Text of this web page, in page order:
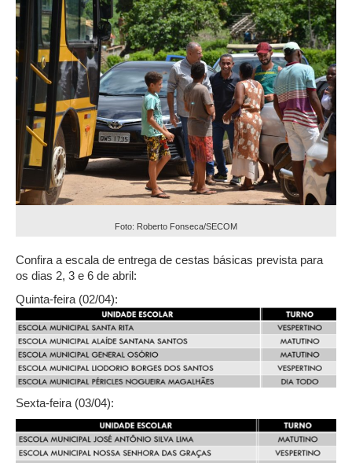
Foto: Roberto Fonseca/SECOM
Confira a escala de entrega de cestas básicas prevista para
os dias 2, 3 e 6 de abril:
Quinta-feira (02/04):
Sexta-feira (03/04):